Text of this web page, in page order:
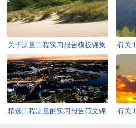
关于测量工程实习报告模板锦集
九篇
有关
精选工程测量的实习报告范文锦
有关